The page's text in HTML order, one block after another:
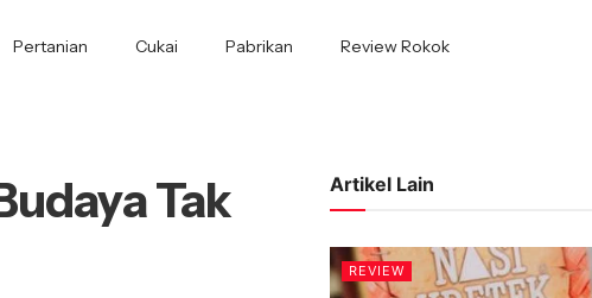
Pertanian Cukai Pabrikan Review Rokok
Tak
Artikel Lain
REVIEW